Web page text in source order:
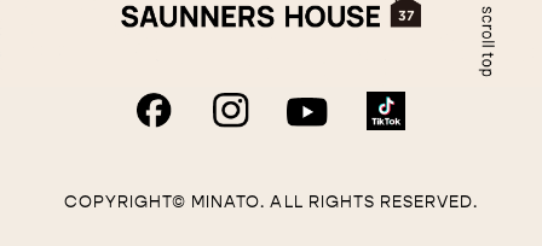
COPYRIGHT© MINATO. ALL RIGHTS RESERVED.